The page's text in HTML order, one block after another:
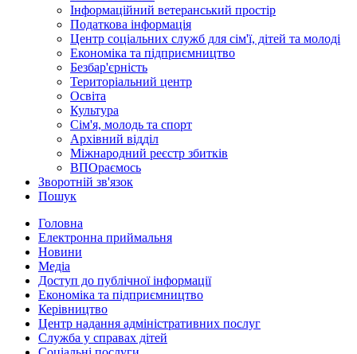
Інформаційний ветеранський простір
Податкова інформація
Центр соціальних служб для сім'ї, дітей та молоді
Економіка та підприємництво
Безбар'єрність
Територіальний центр
Освіта
Культура
Сім'я, молодь та спорт
Архівний відділ
Міжнародний реєстр збитків
ВПОраємось
Зворотній зв'язок
Пошук
Головна
Електронна приймальня
Новини
Медіа
Доступ до публічної інформації
Економіка та підприємництво
Керівництво
Центр надання адміністративних послуг
Служба у справах дітей